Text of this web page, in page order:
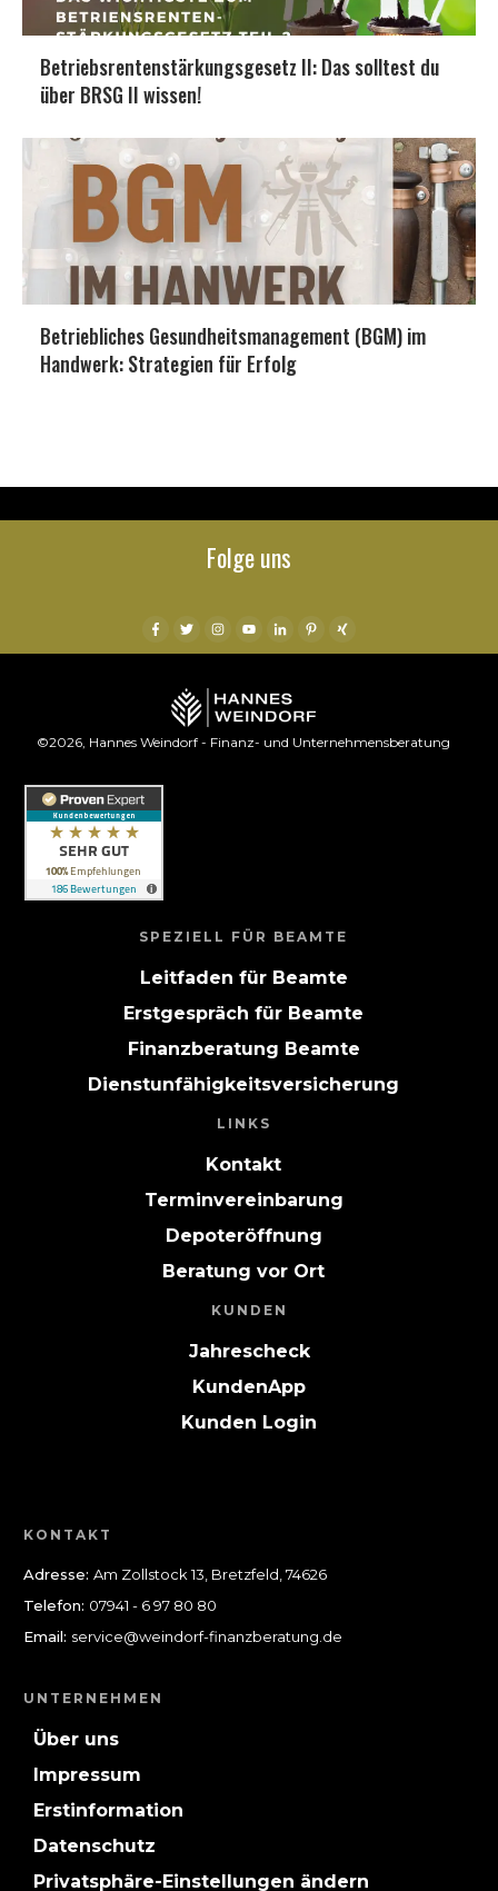
Betriebsrentenstärkungsgesetz II: Das solltest du
über BRSG II wissen!
Betriebliches Gesundheitsmanagement (BGM) im
Handwerk: Strategien für Erfolg
Folge uns
©2026 Hannes Weindorf - Finanz- und Unternehmensberatung
SPEZIELL FÜR BEAMTE
Leitfaden für Beamte
Erstgespräch für Beamte
Finanzberatung Beamte
Dienstunfähigkeitsversicherung
LINKS
Kontakt
Terminvereinbarung
Depoteröffnung
Beratung vor Ort
KUNDEN
Jahrescheck
KundenApp
Kunden Login
KONTAKT
Adresse: Am Zollstock 13, Bretzfeld, 74626
Telefon: 07941 - 6 97 80 80
Email: service@weindorf-finanzberatung.de
UNTERNEHMEN
Über uns
Impressum
Erstinformation
Datenschutz
Privatsphäre-Einstellungen ändern